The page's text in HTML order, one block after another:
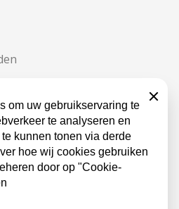
om uw gebruikservaring te
te analyseren en
kunnen tonen via derde
hoe wij cookies gebruiken
door op "Cookie-
Sluiten